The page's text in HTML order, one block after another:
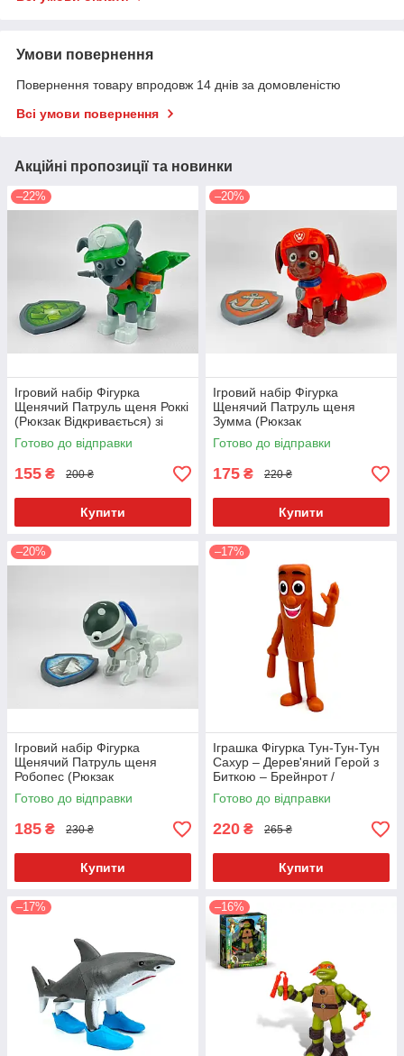
Умови повернення
Повернення товару впродовж 14 днів за домовленістю
Всі умови повернення
Акційні пропозиції та новинки
–22%
Ігровий набір Фігурка
Щенячий Патруль щеня Роккі
(Рюкзак Відкривається) зі
значком Укр. 9958-4
Готово до відправки
155 ₴ 200 ₴
Купити
–20%
Ігровий набір Фігурка
Щенячий Патруль щеня
Зумма (Рюкзак
Відкривається) зі значком
Укр. 9958-1
Готово до відправки
175 ₴ 220 ₴
Купити
–20%
Ігровий набір Фігурка
Щенячий Патруль щеня
Робопес (Рюкзак
Відкривається) зі значком
Укр. 9958-8
Готово до відправки
185 ₴ 230 ₴
Купити
–17%
Іграшка Фігурка Тун-Тун-Тун
Сахур – Дерев'яний Герой з
Биткою – Брейнрот /
Італійські Меми – 11 см
Готово до відправки
220 ₴ 265 ₴
Купити
–17% –16%